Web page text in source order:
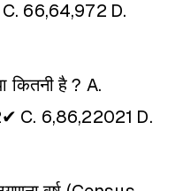
C. 66,64,972 D.
कितनी है ? A.
C. 6,86,22021 D.